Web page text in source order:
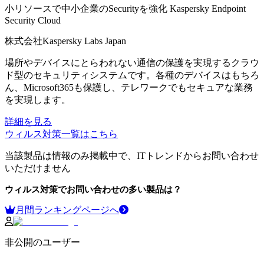
小リソースで中小企業のSecurityを強化 Kaspersky Endpoint
Security Cloud
株式会社Kaspersky Labs Japan
場所やデバイスにとらわれない通信の保護を実現するクラウ
ド型のセキュリティシステムです。各種のデバイスはもちろ
ん、Microsoft365も保護し、テレワークでもセキュアな業務
を実現します。
詳細を見る
ウィルス対策一覧はこちら
当該製品は情報のみ掲載中で、ITトレンドからお問い合わせ
いただけません
ウィルス対策でお問い合わせの多い製品は？
月間ランキングページへ
非公開のユーザー